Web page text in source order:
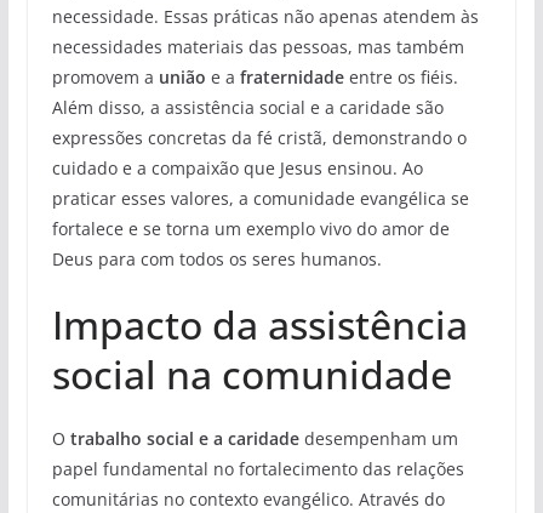
necessidade. Essas práticas não apenas atendem às
necessidades materiais das pessoas, mas também
promovem a união e a fraternidadeentre os fiéis.
Além disso, a assistência social e a caridade são
expressões concretas da fé cristã, demonstrando o
cuidado e a compaixão que Jesus ensinou. Ao
praticar esses valores, a comunidade evangélica se
fortalece e se torna um exemplo vivo do amor de
Deus para com todos os seres humanos.
Impacto da assistência
social na comunidade
O trabalho social e a caridadedesempenham um
papel fundamental no fortalecimento das relações
comunitárias no contexto evangélico. Através do